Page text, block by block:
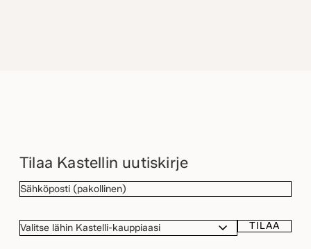
Tilaa Kastellin uutiskirje
SÄHKÖPOSTI(Pakollinen)
VALITSE
TILAA